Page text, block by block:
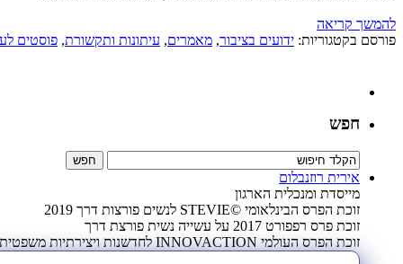
להמשך קריאה
פורסם בקטגוריות: ידועים בציבור, מאמרים, עיתונות ותקשורת, פוסטים
חפש
אירית רוזנבלום
מייסדת ומנכלית הארגון
זוכת הפרס הבינלאומי ©STEVIE לנשים פורצות דרך 2019
זוכת פרס רפפורט 2017 על עשייה נשית פורצת דרך
זוכת הפרס העולמי INNOVACTION לחדשנות ויצירתיות משפטית 2009